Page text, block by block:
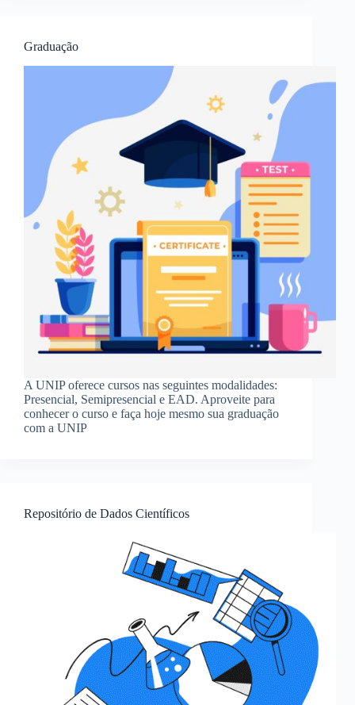
Graduação
A UNIP oferece cursos nas seguintes modalidades:
Presencial, Semipresencial e EAD. Aproveite para
conhecer o curso e faça hoje mesmo sua graduação
com a UNIP
Repositório de Dados Científicos